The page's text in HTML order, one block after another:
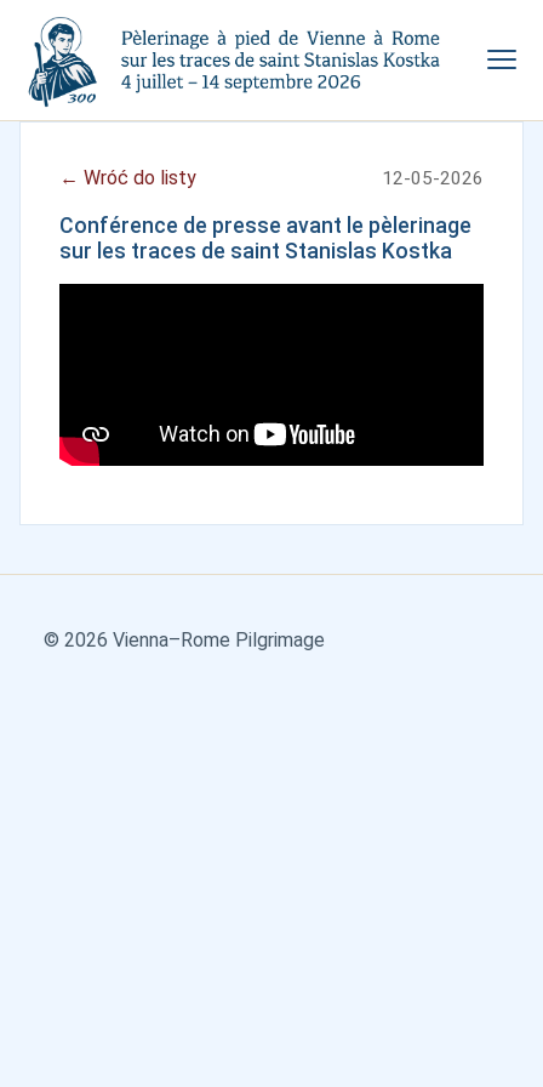
← Wróć do listy 12-05-2026
Conférence de presse avant le pèlerinage
sur les traces de saint Stanislas Kostka
© 2026 Vienna–Rome Pilgrimage